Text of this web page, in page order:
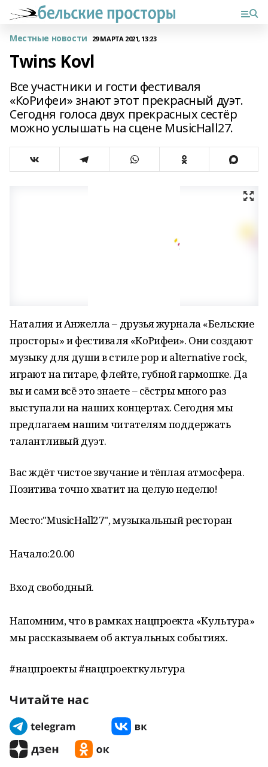
Местные новости 29 МАРТА 2021, 13:23
Twins Kovl
Все участники и гости фестиваля
«КоРифеи» знают этот прекрасный дуэт.
Сегодня голоса двух прекрасных сестёр
можно услышать на сцене MusicHall27.
Наталия и Анжелла – друзья журнала «Бельские
просторы» и фестиваля «КоРифеи». Они создают
музыку для души в стиле pop и alternative rock,
играют на гитаре, флейте, губной гармошке. Да
вы и сами всё это знаете – сёстры много раз
выступали на наших концертах. Сегодня мы
предлагаем нашим читателям поддержать
талантливый дуэт.
Вас ждёт чистое звучание и тёплая атмосфера.
Позитива точно хватит на целую неделю!
Место:"MusicHall27", музыкальный ресторан
Начало:20.00
Вход свободный.
Напомним, что в рамках нацпроекта «Культура»
мы рассказываем об актуальных событиях.
#нацпроекты #нацпроекткультура
Читайте нас